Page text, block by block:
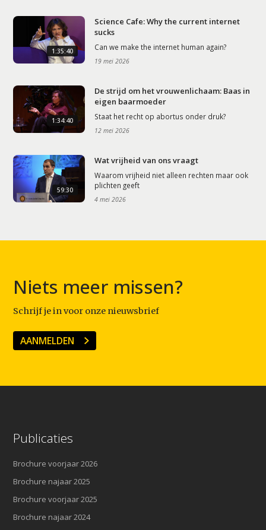
1:35:40
Science Cafe: Why the current internet
sucks
Can we make the internet human again?
19 mei 2026
1:34:40
De strijd om het vrouwenlichaam: Baas in
eigen baarmoeder
Staat het recht op abortus onder druk?
12 mei 2026
59:30
Wat vrijheid van ons vraagt
Waarom vrijheid niet alleen rechten maar ook
plichten geeft
4 mei 2026
Niets meer missen?
Schrijf je in voor onze nieuwsbrief
AANMELDEN
Publicaties
Brochure voorjaar 2026
Brochure najaar 2025
Brochure voorjaar 2025
Brochure najaar 2024